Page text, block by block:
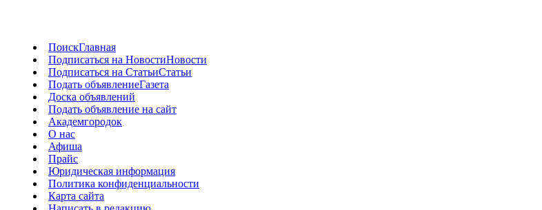
ПоискГлавная
Подписаться на НовостиНовости
Подписаться на СтатьиСтатьи
Подать объявлениеГазета
Доска объявлений
Подать объявление на сайт
Академгородок
О нас
Афиша
Прайс
Юридическая информация
Политика конфиденциальности
Карта сайта